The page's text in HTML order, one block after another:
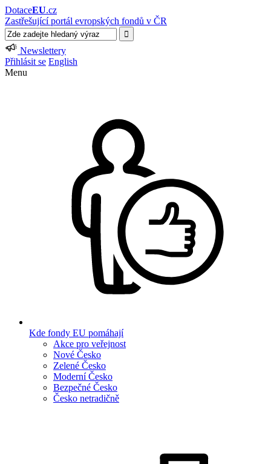
DotaceEU.cz
Zastřešující portál evropských fondů v ČR
Newslettery
Přihlásit se English
Menu
Kde fondy EU pomáhají
Akce pro veřejnost
Nové Česko
Zelené Česko
Moderní Česko
Bezpečné Česko
Česko netradičně